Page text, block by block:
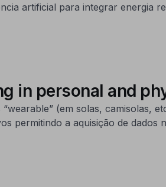
artificial para integrar energia
in personal and
(em solas, camisolas,
permitindo a aquisição de dados